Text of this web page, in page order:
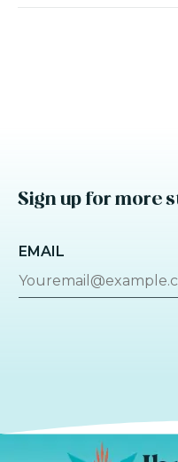
Sign up for more
EMAIL